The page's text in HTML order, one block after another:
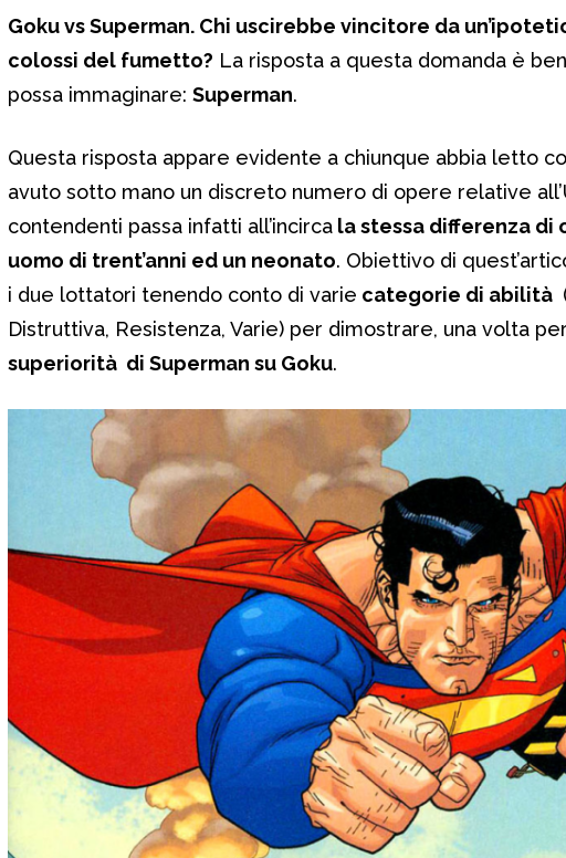
Goku vs Superman. Chi uscirebbe vincitore da
colossi del fumetto? La risposta a questa domanda è
possa immaginare: Superman.
Questa risposta appare evidente a chiunque abbia letto
avuto sotto mano un discreto numero di opere relative
contendenti passa infatti all’incirca la stessa differenza di
uomo di trent’anni ed un neonato. Obiettivo di
i due lottatori tenendo conto di varie categorie di abilità
Distruttiva, Resistenza, Varie) per dimostrare, una volta
superiorità di Superman su Goku.